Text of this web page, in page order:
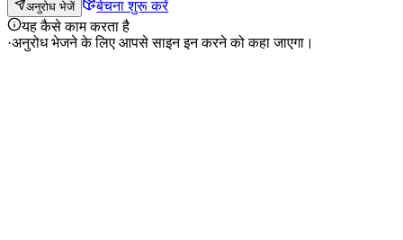
अनुरोध भेजें
बेचना शुरू करें
यह कैसे काम करता है
·अनुरोध भेजने के लिए आपसे साइन इन करने को कहा जाएगा।